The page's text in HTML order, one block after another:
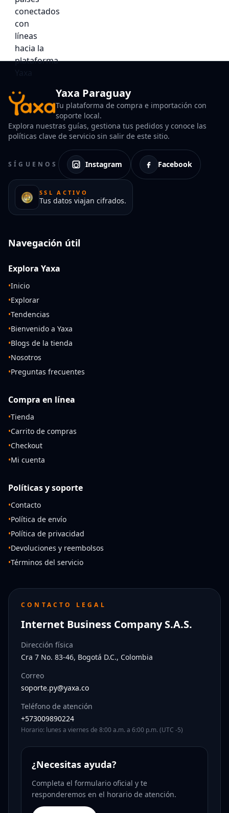
Yaxa Paraguay
Tu plataforma de compra e importación con
soporte local.
Explora nuestras guías, gestiona tus pedidos y conoce las
políticas clave de servicio sin salir de este sitio.
SÍGUENOS Instagram Facebook
SSL ACTIVO
Tus datos viajan cifrados.
Navegación útil
Explora Yaxa
•Inicio
•Explorar
•Tendencias
•Bienvenido a Yaxa
•Blogs de la tienda
•Nosotros
•Preguntas frecuentes
Compra en línea
•Tienda
•Carrito de compras
•Checkout
•Mi cuenta
Políticas y soporte
•Contacto
•Política de envío
•Política de privacidad
•Devoluciones y reembolsos
•Términos del servicio
CONTACTO LEGAL
Internet Business Company S.A.S.
Dirección física
Cra 7 No. 83-46, Bogotá D.C., Colombia
Correo
soporte.py@yaxa.co
Teléfono de atención
+573009890224
Horario: lunes a viernes de 8:00 a.m. a 6:00 p.m. (UTC -5)
¿Necesitas ayuda?
Completa el formulario oficial y te
responderemos en el horario de atención.